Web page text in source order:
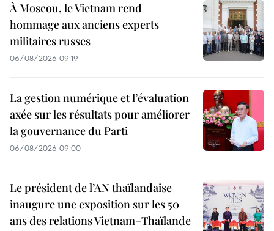
À Moscou, le Vietnam rend
hommage aux anciens experts
militaires russes
06/08/2026 09:19
La gestion numérique et l’évaluation
axée sur les résultats pour améliorer
la gouvernance du Parti
06/08/2026 09:00
Le président de l’AN thaïlandaise
inaugure une exposition sur les 50
ans des relations Vietnam–Thaïlande